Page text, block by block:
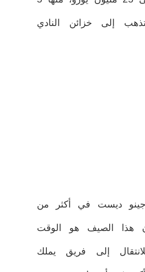
إلى خزائن النادي
ديست في أكثر من
هذا الصيف هو الوقت
إلى فريق يملك